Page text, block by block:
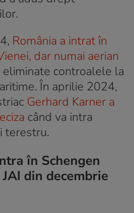
România a intrat în
dar numai aerian
eliminate controalele la
În aprilie 2024,
Gerhard Karner a
când va intra
terestru.
în Schengen
din decembrie